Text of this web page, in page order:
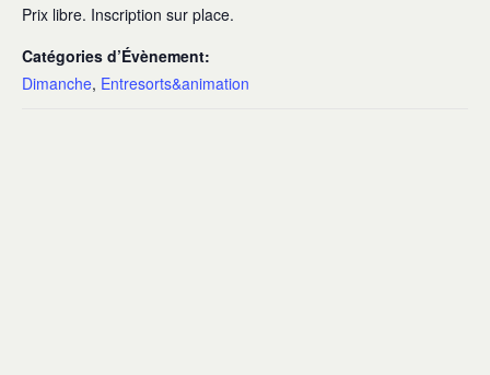
Prix libre. Inscription sur place.
Catégories d’Évènement:
Dimanche, Entresorts&animation